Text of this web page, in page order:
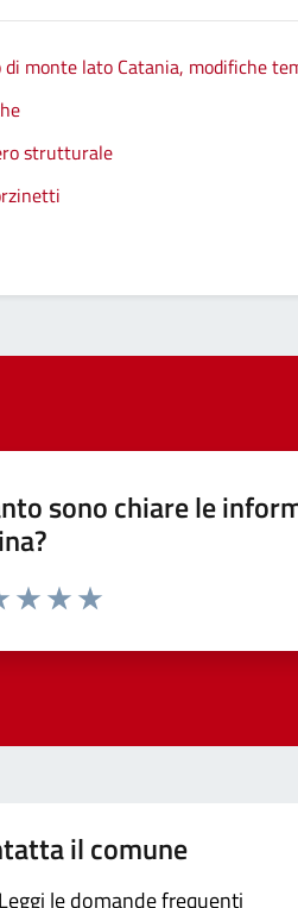
di monte lato Catania, modifiche
strutturale
sono chiare le
il comune
Leggi le domande frequenti